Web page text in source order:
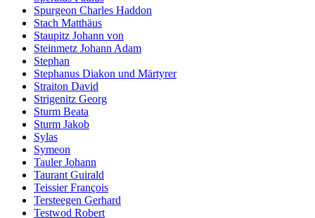
Spurgeon Charles Haddon
Stach Matthäus
Staupitz Johann von
Steinmetz Johann Adam
Stephan
Stephanus Diakon und Märtyrer
Straiton David
Strigenitz Georg
Sturm Beata
Sturm Jakob
Sylas
Symeon
Tauler Johann
Taurant Guirald
Teissier François
Tersteegen Gerhard
Testwod Robert